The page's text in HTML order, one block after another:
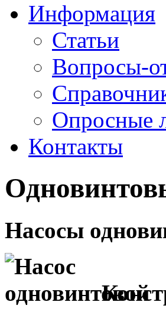
Информация
Статьи
Вопросы-
Опросные
Контакты
Насосы